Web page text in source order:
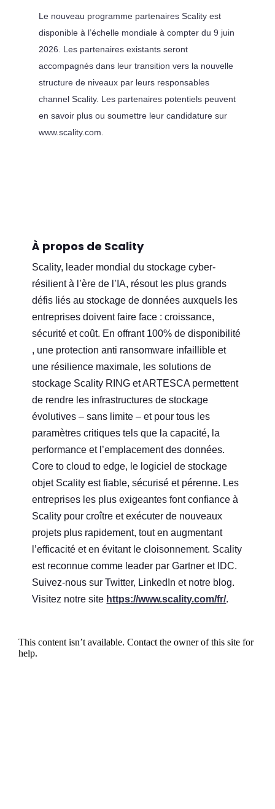
Le nouveau programme partenaires Scality est
disponible à l’échelle mondiale à compter du 9 juin
2026. Les partenaires existants seront
accompagnés dans leur transition vers la nouvelle
structure de niveaux par leurs responsables
channel Scality. Les partenaires potentiels peuvent
en savoir plus ou soumettre leur candidature sur
www.scality.com.
À propos de Scality
Scality, leader mondial du stockage cyber-
résilient à l’ère de l’IA, résout les plus grands
défis liés au stockage de données auxquels les
entreprises doivent faire face : croissance,
sécurité et coût. En offrant 100% de disponibilité
, une protection anti ransomware infaillible et
une résilience maximale, les solutions de
stockage Scality RING et ARTESCA permettent
de rendre les infrastructures de stockage
évolutives – sans limite – et pour tous les
paramètres critiques tels que la capacité, la
performance et l’emplacement des données.
Core to cloud to edge, le logiciel de stockage
objet Scality est fiable, sécurisé et pérenne. Les
entreprises les plus exigeantes font confiance à
Scality pour croître et exécuter de nouveaux
projets plus rapidement, tout en augmentant
l’efficacité et en évitant le cloisonnement. Scality
est reconnue comme leader par Gartner et IDC.
Suivez-nous sur Twitter, LinkedIn et notre blog.
Visitez notre site https://www.scality.com/fr/.